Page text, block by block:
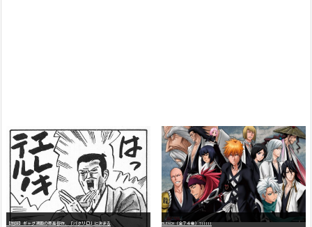
【朗報】ギャグ漫画の最高傑作、「パタリロ」に決まる BLEACH（全７４巻）?!!!!!